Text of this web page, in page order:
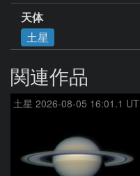
天体
土星
関連作品
土星 2026-08-05 16:01.1 UT